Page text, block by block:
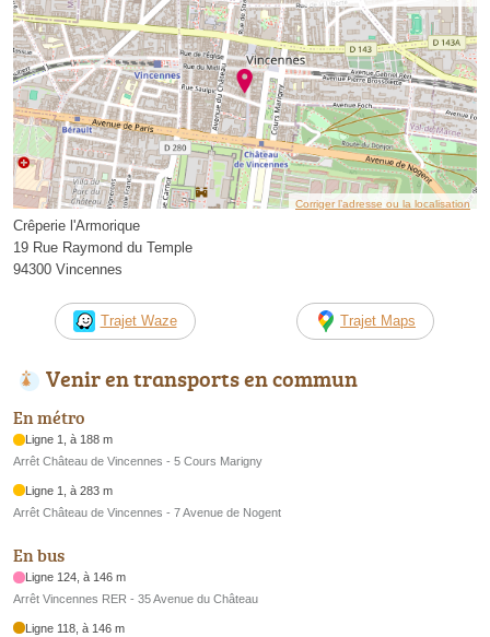
Corriger l’adresse ou la localisation
Crêperie l'Armorique
19 Rue Raymond du Temple
94300 Vincennes
Trajet Waze Trajet Maps
Venir en transports en commun
En métro
Ligne 1, à 188 m
Arrêt Château de Vincennes - 5 Cours Marigny
Ligne 1, à 283 m
Arrêt Château de Vincennes - 7 Avenue de Nogent
En bus
Ligne 124, à 146 m
Arrêt Vincennes RER - 35 Avenue du Château
Ligne 118, à 146 m